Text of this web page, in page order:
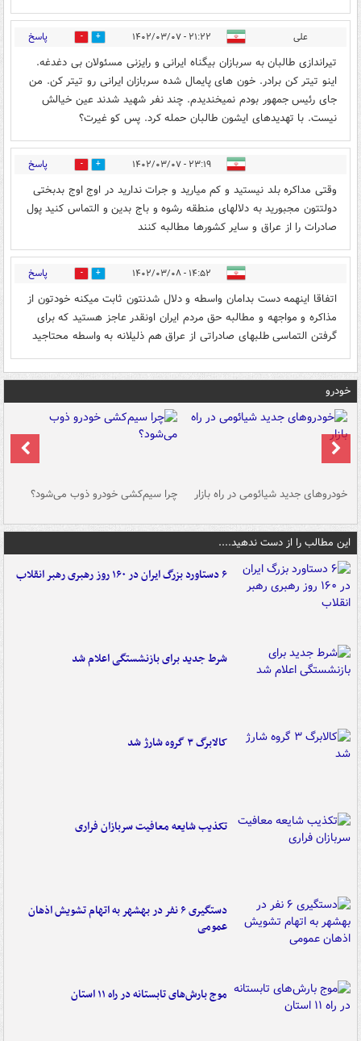
علی ۲۱:۲۲ - ۱۴۰۲/۰۳/۰۷ 0 پاسخ
تیراندازی طالبان به سربازان بیگناه ایرانی و رایزنی مسئولان بی دغدغه.
اینو تیتر کن برادر. خون های پایمال شده سربازان ایرانی رو تیتر کن. من
جای رئیس جمهور بودم نمیخندیدم. چند نفر شهید شدند عین خیالش
نیست. با تهدیدهای ایشون طالبان حمله کرد. پس کو غیرت؟
۲۳:۱۹ - ۱۴۰۲/۰۳/۰۷ 1 پاسخ
وقتی مداکره بلد نیستید و کم میارید و جرات ندارید در اوج اوج بدبختی
دولتتون مجبورید به دلالهای منطقه رشوه و باج بدین و التماس کنید پول
صادرات را از عراق و سایر کشورها مطالبه کنند
۱۴:۵۲ - ۱۴۰۲/۰۳/۰۸ 0 پاسخ
اتفاقا اینهمه دست بدامان واسطه و دلال شدنتون ثابت میکنه خودتون از
مذاکره و مواجهه و مطالبه حق مردم ایران اونقدر عاجز هستید که برای
گرفتن التماسی طلبهای صادراتی از عراق هم ذلیلانه به واسطه محتاجید
خودرو
خودروهای جدید شیائومی در راه بازار چرا سیم‌کشی خودرو ذوب می‌شود؟
این مطالب را از دست ندهید....
۶ دستاورد بزرگ ایران در ۱۶۰ روز رهبری رهبر انقلاب
شرط جدید برای بازنشستگی اعلام شد
کالابرگ ۳ گروه شارژ شد
تکذیب شایعه معافیت سربازان فراری
دستگیری ۶ نفر در بهشهر به اتهام تشویش اذهان
عمومی
موج بارش‌های تابستانه در راه ۱۱ استان